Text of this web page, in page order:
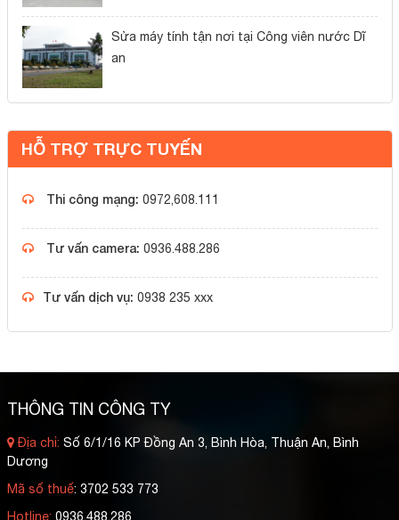
Sửa máy tính tận nơi tại Công viên nước Dĩ
an
HỖ TRỢ TRỰC TUYẾN
Thi công mạng: 0972,608.111
Tư vấn camera: 0936.488.286
Tư vấn dịch vụ: 0938 235 xxx
THÔNG TIN CÔNG TY
Địa chỉ: Số 6/1/16 KP Đồng An 3, Bình Hòa, Thuận An, Bình
Dương
Mã số thuế: 3702 533 773
Hotline: 0936.488.286